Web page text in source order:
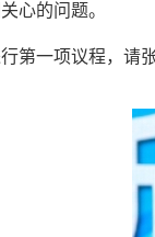
心的问题。
第一项议程，请